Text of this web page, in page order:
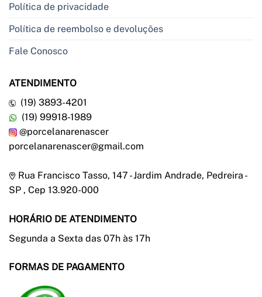
Política de privacidade
Política de reembolso e devoluções
Fale Conosco
ATENDIMENTO
(19) 3893-4201
(19) 99918-1989
@porcelanarenascer
porcelanarenascer@gmail.com
Rua Francisco Tasso, 147 - Jardim Andrade, Pedreira -
SP , Cep 13.920-000
HORÁRIO DE ATENDIMENTO
Segunda a Sexta das 07h às 17h
FORMAS DE PAGAMENTO